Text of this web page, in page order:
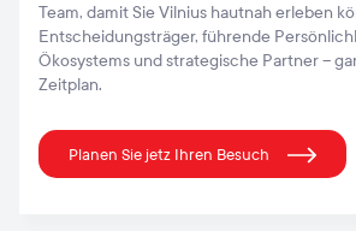
Team, damit Sie Vilnius hautnah erleben
Entscheidungsträger, führende
Ökosystems und strategische Partner –
Zeitplan.
Planen Sie jetz Ihren Besuch